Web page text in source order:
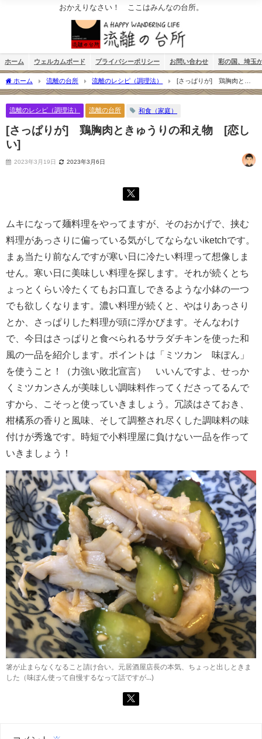
おかえりなさい！ ここはみんなの台所。
ホーム ウェルカムボード プライバシーポリシー お問い合わせ 彩の国、埼玉
ホーム 流離の台所 流離のレシピ（調理法）
[さっぱりが] 鶏胸肉とき
ゅうりの和え物 [恋しい]
流離のレシピ（調理法） 流離の台所 和食（家庭）
[さっぱりが] 鶏胸肉ときゅうりの和え物 [恋し
い]
2023年3月19日 2023年3月6日
ムキになって麺料理をやってますが、そのおかげで、挟む
料理があっさりに偏っている気がしてならないiketchです。
まぁ当たり前なんですが寒い日に冷たい料理って想像しま
せん。寒い日に美味しい料理を探します。それが続くとち
ょっとくらい冷たくてもお口直しできるような小鉢の一つ
でも欲しくなります。濃い料理が続くと、やはりあっさり
とか、さっぱりした料理が頭に浮かびます。そんなわけ
で、今日はさっぱりと食べられるサラダチキンを使った和
風の一品を紹介します。ポイントは「ミツカン 味ぽん」
を使うこと！（力強い敗北宣言） いいんですよ、せっか
くミツカンさんが美味しい調味料作ってくださってるんで
すから、こそっと使っていきましょう。冗談はさておき、
柑橘系の香りと風味、そして調整され尽くした調味料の味
付けが秀逸です。時短で小料理屋に負けない一品を作って
いきましょう！
箸が止まらなくなること請け合い。元居酒屋店長の本気、ちょっと出しときま
した（味ぽん使って自慢するなって話ですが...)